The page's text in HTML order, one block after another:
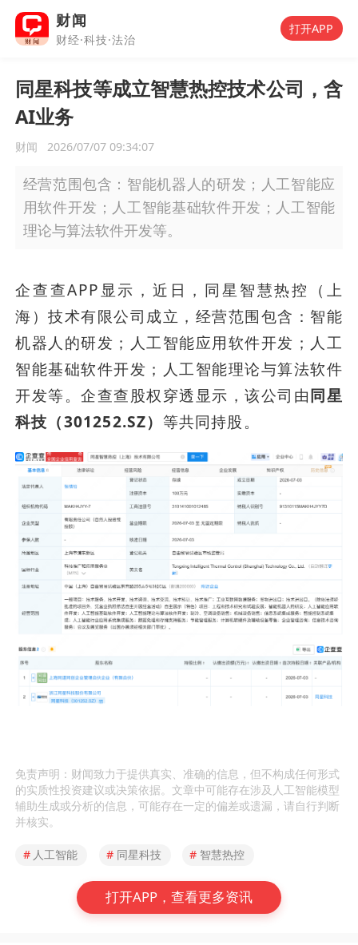
财闻
财经·科技·法治
打开APP
同星科技等成立智慧热控技术公司，含
AI业务
财闻 2026/07/07 09:34:07
经营范围包含：智能机器人的研发；人工智能应
用软件开发；人工智能基础软件开发；人工智能
理论与算法软件开发等。
企查查APP显示，近日，同星智慧热控（上
海）技术有限公司成立，经营范围包含：智能
机器人的研发；人工智能应用软件开发；人工
智能基础软件开发；人工智能理论与算法软件
开发等。企查查股权穿透显示，该公司由同星
科技（301252.SZ） 等共同持股。
免责声明：财闻致力于提供真实、准确的信息，但不构成任何形式
的实质性投资建议或决策依据。文章中可能存在涉及人工智能模型
辅助生成或分析的信息，可能存在一定的偏差或遗漏，请自行判断
并核实。
# 人工智能 # 同星科技 # 智慧热控
打开APP，查看更多资讯